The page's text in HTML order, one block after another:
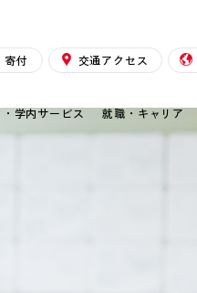
寄付
交通アクセス
学内サービス 就職・キャリア